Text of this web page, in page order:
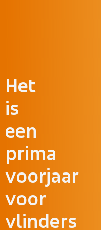
Het
is
een
prima
voorjaar
voor
vlinders